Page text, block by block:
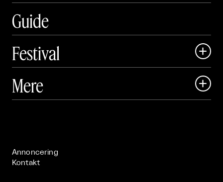
Guide
Festival

 Art Matter Festival
Mere 
Annoncering
Kontakt